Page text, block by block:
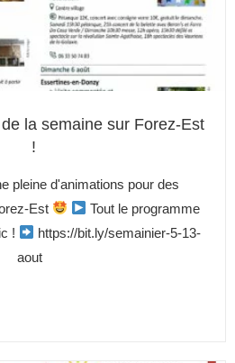
la semaine sur Forez-Est
!
pleine d'animations pour des
Est
Tout le programme
!
https://bit.ly/semainier-5-13-
aout